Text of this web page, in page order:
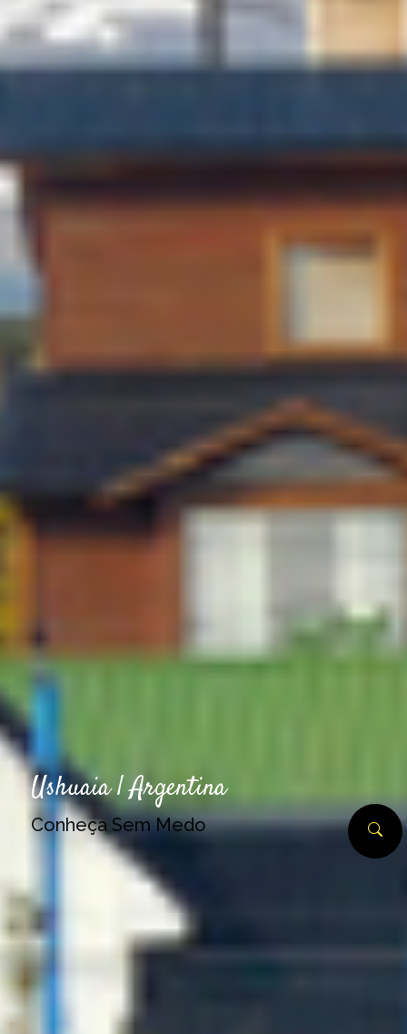
Ushuaia | Argentina
Conheça Sem Medo